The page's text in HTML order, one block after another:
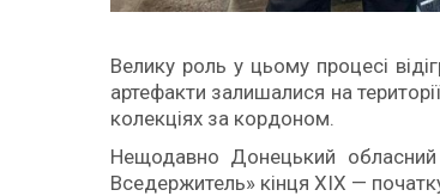
Велику роль у цьому процесі
артефакти залишалися на
колекціях за кордоном.
Нещодавно Донецький
Вседержитель» кінця ХІХ —